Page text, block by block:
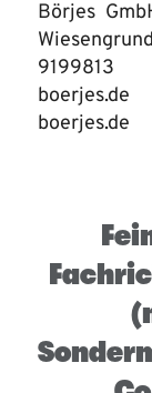
Börjes
9199813
boerjes.de